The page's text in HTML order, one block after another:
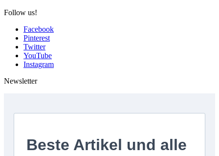
Follow us!
Facebook
Pinterest
Twitter
YouTube
Instagram
Newsletter